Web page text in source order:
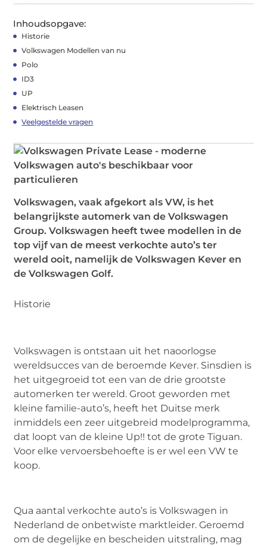
Inhoudsopgave:
Historie
Volkswagen Modellen van nu
Polo
ID3
UP
Elektrisch Leasen
Veelgestelde vragen
Volkswagen, vaak afgekort als VW, is het
belangrijkste automerk van de Volkswagen
Group. Volkswagen heeft twee modellen in de
top vijf van de meest verkochte auto’s ter
wereld ooit, namelijk de Volkswagen Kever en
de Volkswagen Golf.
Historie
Volkswagen is ontstaan uit het naoorlogse
wereldsucces van de beroemde Kever. Sinsdien is
het uitgegroeid tot een van de drie grootste
automerken ter wereld. Groot geworden met
kleine familie-auto’s, heeft het Duitse merk
inmiddels een zeer uitgebreid modelprogramma,
dat loopt van de kleine Up!! tot de grote Tiguan.
Voor elke vervoersbehoefte is er wel een VW te
koop.
Qua aantal verkochte auto’s is Volkswagen in
Nederland de onbetwiste marktleider. Geroemd
om de degelijke en bescheiden uitstraling, mag